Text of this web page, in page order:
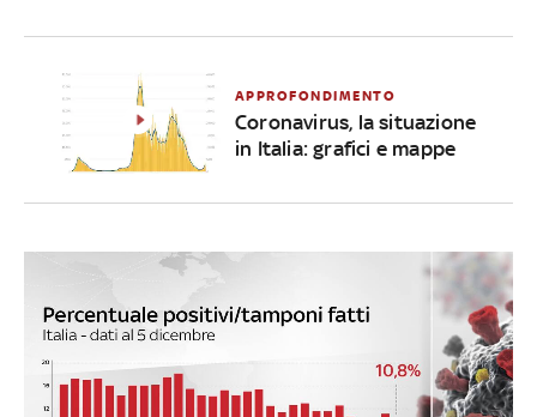
APPROFONDIMENTO
Coronavirus, la situazione
in Italia: grafici e mappe